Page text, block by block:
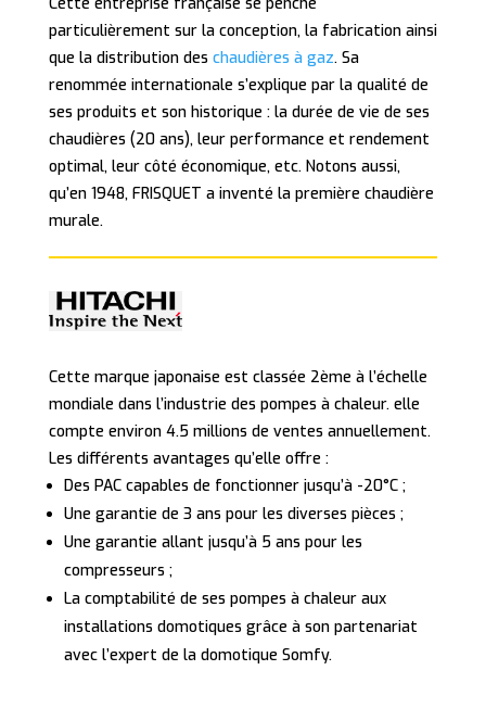
particulièrement sur la conception, la fabrication ainsi
que la distribution des chaudières à gaz. Sa
renommée internationale s’explique par la qualité de
ses produits et son historique : la durée de vie de ses
chaudières (20 ans), leur performance et rendement
optimal, leur côté économique, etc. Notons aussi,
qu’en 1948, FRISQUET a inventé la première chaudière
murale.
Cette marque japonaise est classée 2ème à l’échelle
mondiale dans l’industrie des pompes à chaleur. elle
compte environ 4.5 millions de ventes annuellement.
Les différents avantages qu’elle offre :
Des PAC capables de fonctionner jusqu’à -20°C ;
Une garantie de 3 ans pour les diverses pièces ;
Une garantie allant jusqu’à 5 ans pour les
compresseurs ;
La comptabilité de ses pompes à chaleur aux
installations domotiques grâce à son partenariat
avec l’expert de la domotique Somfy.